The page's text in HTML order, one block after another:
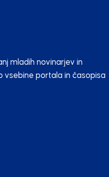
mladih novinarjev in
vsebine portala in časopisa